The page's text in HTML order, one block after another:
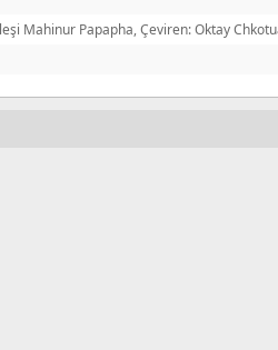
Mahinur Papapha, Çeviren: Oktay